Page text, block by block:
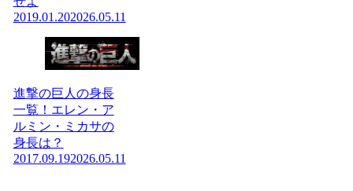
2019.01.202026.05.11
進撃の巨人の身長
一覧！エレン・ア
ルミン・ミカサの
身長は？
2017.09.192026.05.11